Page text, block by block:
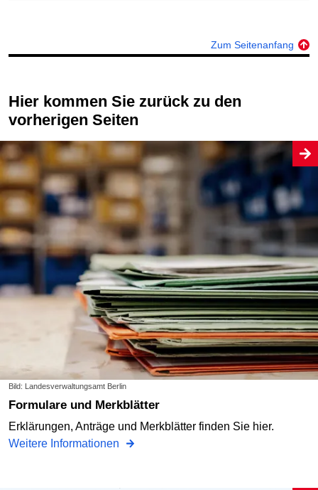
Zum Seitenanfang
Hier kommen Sie zurück zu den
vorherigen Seiten
Bild: Landesverwaltungsamt Berlin
Formulare und Merkblätter
Erklärungen, Anträge und Merkblätter finden Sie hier.
Weitere Informationen